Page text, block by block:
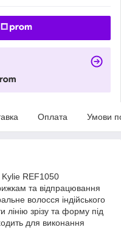
Оплата Умови
REF1050
та відпрацювання
волосся індійського
зрізу та форму під
для виконання